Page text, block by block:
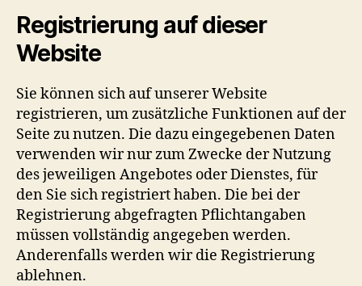
Registrierung auf dieser
Website
Sie können sich auf unserer Website
registrieren, um zusätzliche Funktionen auf der
Seite zu nutzen. Die dazu eingegebenen Daten
verwenden wir nur zum Zwecke der Nutzung
des jeweiligen Angebotes oder Dienstes, für
den Sie sich registriert haben. Die bei der
Registrierung abgefragten Pflichtangaben
müssen vollständig angegeben werden.
Anderenfalls werden wir die Registrierung
ablehnen.